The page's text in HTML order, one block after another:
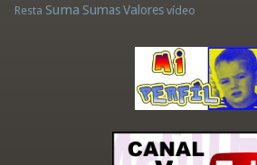
Resta Suma Sumas Valores vídeo